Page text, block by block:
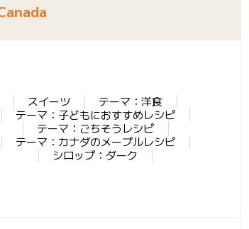
スイーツ
テーマ：洋食
テーマ：子どもにおすすめレシピ
テーマ：ごちそうレシピ
テーマ：カナダのメープルレシピ
シロップ：ダーク